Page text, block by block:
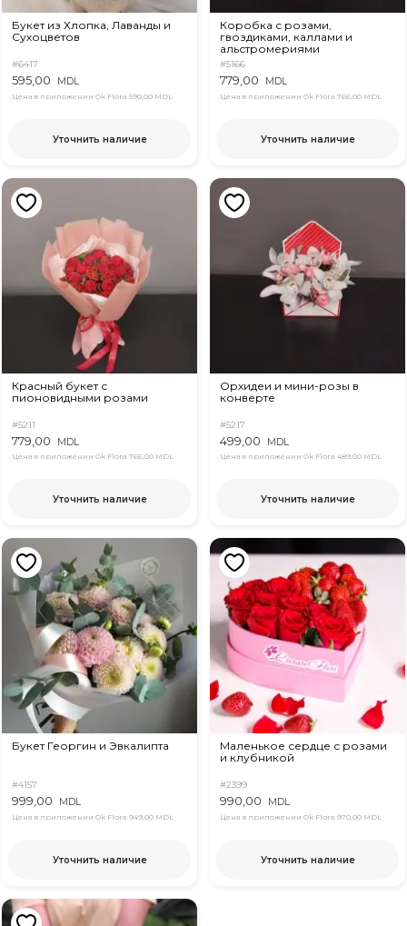
Букет из Хлопка, Лаванды и
Сухоцветов
#6417
595,00 MDL
Цена в приложении Ok Flora 590,00 MDL
Уточнить наличие
Коробка с розами,
гвоздиками, каллами и
альстромериями
#5166
779,00 MDL
Цена в приложении Ok Flora 766,00 MDL
Уточнить наличие
Красный букет с
пионовидными розами
#5211
779,00 MDL
Цена в приложении Ok Flora 766,00 MDL
Уточнить наличие
Орхидеи и мини-розы в
конверте
#5217
499,00 MDL
Цена в приложении Ok Flora 489,00 MDL
Уточнить наличие
Букет Георгин и Эвкалипта
#4157
999,00 MDL
Цена в приложении Ok Flora 949,00 MDL
Уточнить наличие
Маленькое сердце с розами
и клубникой
#2399
990,00 MDL
Цена в приложении Ok Flora 970,00 MDL
Уточнить наличие